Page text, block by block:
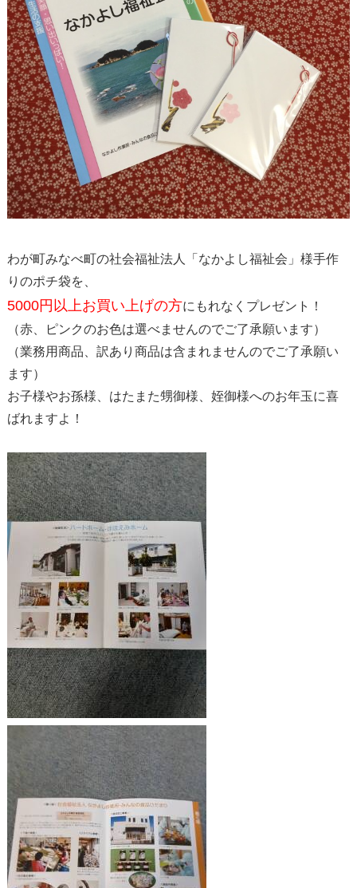
わが町みなべ町の社会福祉法人「なかよし福祉会」様手作
りのポチ袋を、
5000円以上お買い上げの方にもれなくプレゼント！
（赤、ピンクのお色は選べませんのでご了承願います）
（業務用商品、訳あり商品は含まれませんのでご了承願い
ます）
お子様やお孫様、はたまた甥御様、姪御様へのお年玉に喜
ばれますよ！